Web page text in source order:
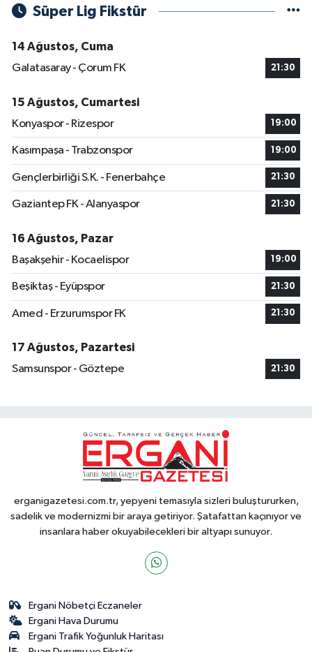
Süper Lig Fikstür
14 Ağustos, Cuma
Galatasaray - Çorum FK
21:30
15 Ağustos, Cumartesi
Konyaspor - Rizespor
19:00
Kasımpaşa - Trabzonspor 19:00
Gençlerbirliği S.K. - Fenerbahçe 21:30
Gaziantep FK - Alanyaspor 21:30
16 Ağustos, Pazar
Başakşehir - Kocaelispor
19:00
Beşiktaş - Eyüpspor 21:30
Amed - Erzurumspor FK 21:30
17 Ağustos, Pazartesi
Samsunspor - Göztepe
21:30
erganigazetesi.com.tr, yepyeni temasıyla sizleri buluştururken,
sadelik ve modernizmi bir araya getiriyor. Şatafattan kaçınıyor ve
insanlara haber okuyabilecekleri bir altyapı sunuyor.
Ergani Nöbetçi Eczaneler
Ergani Hava Durumu
Ergani Trafik Yoğunluk Haritası